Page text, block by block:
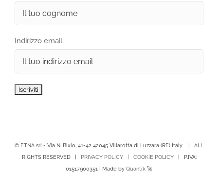
Indirizzo email:
© ETNA srl - Via N. Bixio, 41-42 42045 Villarotta di Luzzara (RE) Italy | ALL
RIGHTS RESERVED |
PRIVACY POLICY| COOKIE POLICY| P.IVA:
01517900351 | Made by Quantik 🚀